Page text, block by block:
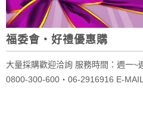
福委會‧好禮優惠購
大量採購歡迎洽詢 服務時間：週一~
0800-300-600‧06-2916916 E-